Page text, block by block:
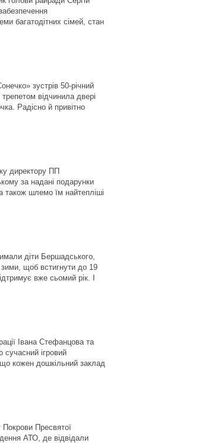
багатодітних сімей, стан
зустрів 50-річний
відчинила двері
Радісно й привітно
директору ПП
за надані подарунки
також шлемо їм найтепліші
діти Бершадського,
зими, щоб встигнути до 19
вже сьомий рік. І
Івана Стефанцова та
ігровий
кожен дошкільний заклад
Пресвятої
АТО, де відвідали